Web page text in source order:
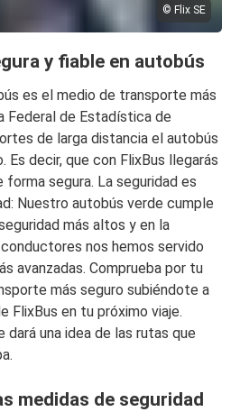
© Flix SE
y fiable en autobús
es el medio de transporte más
Federal de Estadística de
de larga distancia el autobús
Es decir, que con FlixBus llegarás
segura. La seguridad es
Nuestro autobús verde cumple
más altos y en la
nos hemos servido
avanzadas. Comprueba por tu
más seguro subiéndote a
FlixBus en tu próximo viaje.
dará una idea de las rutas que
medidas de seguridad